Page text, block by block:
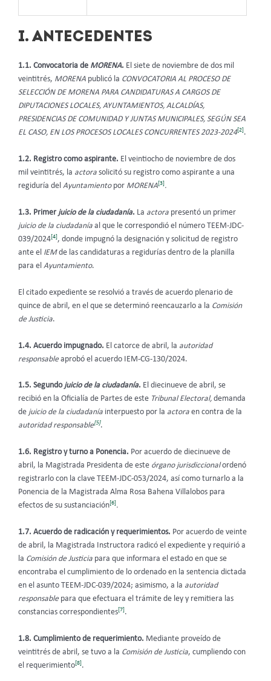
I. ANTECEDENTES
1.1. Convocatoria de MORENA. El siete de noviembre de dos mil
veintitrés, MORENA publicó la CONVOCATORIA AL PROCESO DE
SELECCIÓN DE MORENA PARA CANDIDATURAS A CARGOS DE
DIPUTACIONES LOCALES, AYUNTAMIENTOS, ALCALDÍAS,
PRESIDENCIAS DE COMUNIDAD Y JUNTAS MUNICIPALES, SEGÚN SEA
EL CASO, EN LOS PROCESOS LOCALES CONCURRENTES 2023-2024[2].
1.2. Registro como aspirante. El veintiocho de noviembre de dos
mil veintitrés, la actora solicitó su registro como aspirante a una
regiduría del Ayuntamientopor MORENA[3].
1.3. Primer juicio de la ciudadanía. La actora presentó un primer
juicio de la ciudadanía al que le correspondió el número TEEM-JDC-
039/2024[4], donde impugnó la designación y solicitud de registro
ante el IEMde las candidaturas a regidurías dentro de la planilla
para el Ayuntamiento.
El citado expediente se resolvió a través de acuerdo plenario de
quince de abril, en el que se determinó reencauzarlo a la Comisión
de Justicia.
1.4. Acuerdo impugnado. El catorce de abril, la autoridad
responsableaprobó el acuerdo IEM-CG-130/2024.
1.5. Segundo juicio de la ciudadanía. El diecinueve de abril, se
recibió en la Oficialía de Partes de este Tribunal Electoral, demanda
de juicio de la ciudadanía interpuesto por la actora en contra de la
autoridad responsable[5].
1.6. Registro y turno a Ponencia. Por acuerdo de diecinueve de
abril, la Magistrada Presidenta de este órgano jurisdiccionalordenó
registrarlo con la clave TEEM-JDC-053/2024, así como turnarlo a la
Ponencia de la Magistrada Alma Rosa Bahena Villalobos para
efectos de su sustanciación[6].
1.7. Acuerdo de radicación y requerimientos. Por acuerdo de veinte
de abril, la Magistrada Instructora radicó el expediente y requirió a
la Comisión de Justicia para que informara el estado en que se
encontraba el cumplimiento de lo ordenado en la sentencia dictada
en el asunto TEEM-JDC-039/2024; asimismo, a la autoridad
responsablepara que efectuara el trámite de ley y remitiera las
constancias correspondientes[7].
1.8. Cumplimiento de requerimiento. Mediante proveído de
veintitrés de abril, se tuvo a la Comisión de Justicia, cumpliendo con
el requerimiento[8].